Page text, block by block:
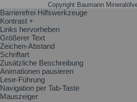
Copyright Baumann
Barrierefrei Hilfswerkzeuge
Kontrast +
Links hervorheben
Größerer Text
Zeichen-Abstand
Schriftart
Zusätzliche Beschreibung
Animationen pausieren
Lese-Führung
Navigation per Tab-Taste
Mauszeiger